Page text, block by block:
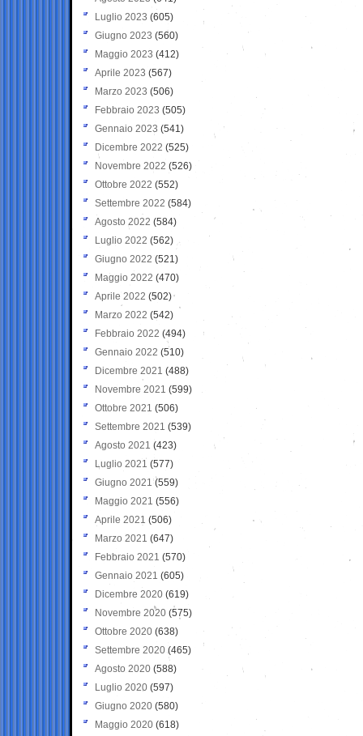
Luglio 2023 (605)
Giugno 2023 (560)
Maggio 2023 (412)
Aprile 2023 (567)
Marzo 2023 (506)
Febbraio 2023 (505)
Gennaio 2023 (541)
Dicembre 2022 (525)
Novembre 2022 (526)
Ottobre 2022 (552)
Settembre 2022 (584)
Agosto 2022 (584)
Luglio 2022 (562)
Giugno 2022 (521)
Maggio 2022 (470)
Aprile 2022 (502)
Marzo 2022 (542)
Febbraio 2022 (494)
Gennaio 2022 (510)
Dicembre 2021 (488)
Novembre 2021 (599)
Ottobre 2021 (506)
Settembre 2021 (539)
Agosto 2021 (423)
Luglio 2021 (577)
Giugno 2021(559)
Maggio 2021 (556)
Aprile 2021 (506)
Marzo 2021 (647)
Febbraio 2021 (570)
Gennaio 2021 (605)
Dicembre 2020 (619)
Novembre 2020 (575)
Ottobre 2020 (638)
Settembre 2020(465)
Agosto 2020 (588)
Luglio 2020 (597)
Giugno 2020 (580)
Maggio 2020 (618)